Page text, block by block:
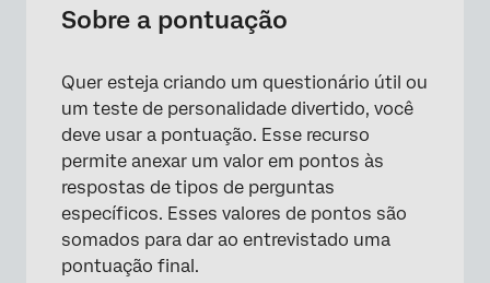
Perguntas que podem ser pontuadas
Opções de pontuação
Configurando categorias de pontuação
Exibindo a pontuação para os entrevistados
Grupos de categorias
Tipos de projetos compatíveis
Sobre a pontuação
Quer esteja criando um questionário útil ou
um teste de personalidade divertido, você
deve usar a pontuação. Esse recurso
permite anexar um valor em pontos às
respostas de tipos de perguntas
específicos. Esses valores de pontos são
somados para dar ao entrevistado uma
pontuação final.